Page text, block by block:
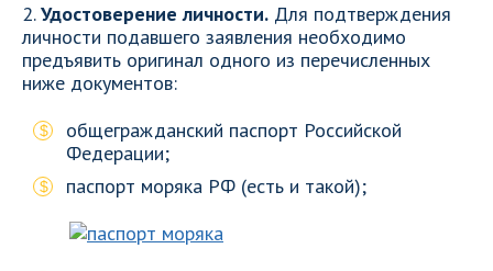
2.Удостоверение личности. Для подтверждения
личности подавшего заявления необходимо
предъявить оригинал одного из перечисленных
ниже документов:
общегражданский паспорт Российской
Федерации;
паспорт моряка РФ (есть и такой);